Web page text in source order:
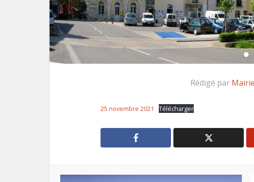
Rédigé par
25 novembre 2021 Télécharger